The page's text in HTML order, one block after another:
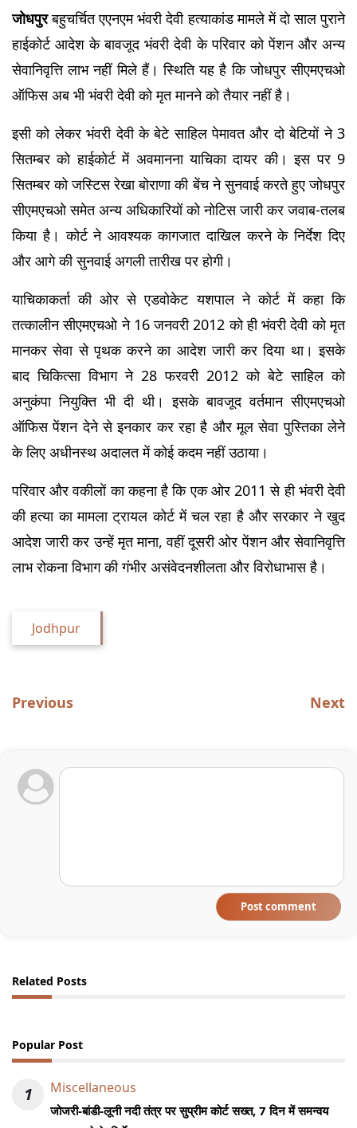
जोधपुर बहुचर्चित एएनएम भंवरी देवी हत्याकांड मामले में दो साल पुराने
हाईकोर्ट आदेश के बावजूद भंवरी देवी के परिवार को पेंशन और अन्य
सेवानिवृत्ति लाभ नहीं मिले हैं। स्थिति यह है कि जोधपुर सीएमएचओ
ऑफिस अब भी भंवरी देवी को मृत मानने को तैयार नहीं है।
इसी को लेकर भंवरी देवी के बेटे साहिल पेमावत और दो बेटियों ने 3
सितम्बर को हाईकोर्ट में अवमानना याचिका दायर की। इस पर 9
सितम्बर को जस्टिस रेखा बोराणा की बेंच ने सुनवाई करते हुए जोधपुर
सीएमएचओ समेत अन्य अधिकारियों को नोटिस जारी कर जवाब-तलब
किया है। कोर्ट ने आवश्यक कागजात दाखिल करने के निर्देश दिए
और आगे की सुनवाई अगली तारीख पर होगी।
याचिकाकर्ता की ओर से एडवोकेट यशपाल ने कोर्ट में कहा कि
तत्कालीन सीएमएचओ ने 16 जनवरी 2012 को ही भंवरी देवी को मृत
मानकर सेवा से पृथक करने का आदेश जारी कर दिया था। इसके
बाद चिकित्सा विभाग ने 28 फरवरी 2012 को बेटे साहिल को
अनुकंपा नियुक्ति भी दी थी। इसके बावजूद वर्तमान सीएमएचओ
ऑफिस पेंशन देने से इनकार कर रहा है और मूल सेवा पुस्तिका लेने
के लिए अधीनस्थ अदालत में कोई कदम नहीं उठाया।
परिवार और वकीलों का कहना है कि एक ओर 2011 से ही भंवरी देवी
की हत्या का मामला ट्रायल कोर्ट में चल रहा है और सरकार ने खुद
आदेश जारी कर उन्हें मृत माना, वहीं दूसरी ओर पेंशन और सेवानिवृत्ति
लाभ रोकना विभाग की गंभीर असंवेदनशीलता और विरोधाभास है।
Jodhpur
Previous Next
Post comment
Related Posts
Popular Post
1 Miscellaneous
जोजरी-बांडी-लूनी नदी तंत्र पर सुप्रीम कोर्ट सख्त, 7 दिन में समन्वय